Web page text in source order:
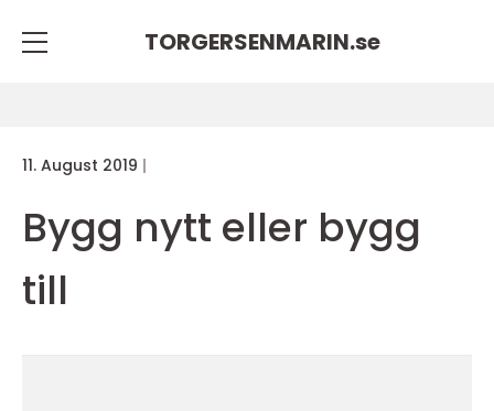
TORGERSENMARIN.se
11. August 2019
Bygg nytt eller bygg
till